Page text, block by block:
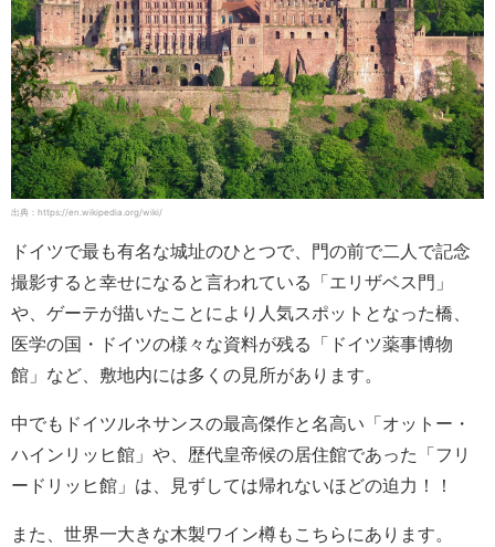
出典：https://en.wikipedia.org/wiki/
ドイツで最も有名な城址のひとつで、門の前で二人で記念
撮影すると幸せになると言われている「エリザベス門」
や、ゲーテが描いたことにより人気スポットとなった橋、
医学の国・ドイツの様々な資料が残る「ドイツ薬事博物
館」など、敷地内には多くの見所があります。
中でもドイツルネサンスの最高傑作と名高い「オットー・
ハインリッヒ館」や、歴代皇帝候の居住館であった「フリ
ードリッヒ館」は、見ずしては帰れないほどの迫力！！
また、世界一大きな木製ワイン樽もこちらにあります。